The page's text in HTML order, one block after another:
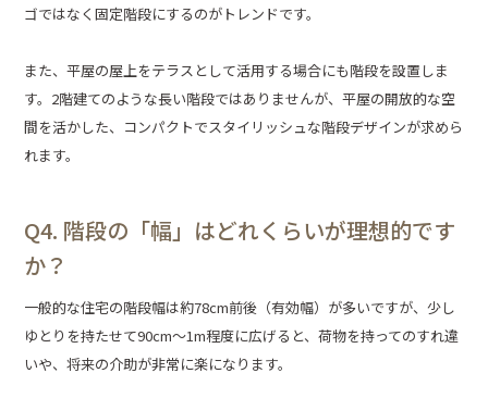
ゴではなく固定階段にするのがトレンドです。
また、平屋の屋上をテラスとして活用する場合にも階段を設置しま
す。2階建てのような長い階段ではありませんが、平屋の開放的な空
間を活かした、コンパクトでスタイリッシュな階段デザインが求めら
れます。
Q4. 階段の「幅」はどれくらいが理想的です
か？
一般的な住宅の階段幅は約78cm前後（有効幅）が多いですが、少し
ゆとりを持たせて90cm〜1m程度に広げると、荷物を持ってのすれ違
いや、将来の介助が非常に楽になります。